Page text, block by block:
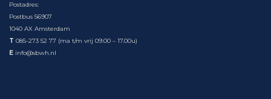
Postadres:
Postbus 56907
1040 AX Amsterdam
T 085-273 52 77 (ma t/m vrij 09.00 – 17.00u)
E info@sbwh.nl